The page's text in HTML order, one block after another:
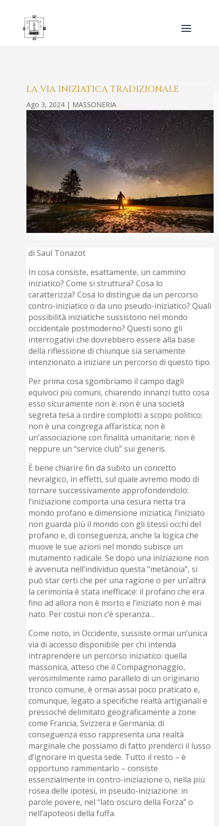
LA VIA INIZIATICA TRADIZIONALE
Ago 3, 2024 | MASSONERIA
di Saul Tonazot
In cosa consiste, esattamente, un cammino
iniziatico? Come si struttura? Cosa lo
caratterizza? Cosa lo distingue da un percorso
contro-iniziatico o da uno pseudo-iniziatico? Quali
possibilità iniziatiche sussistono nel mondo
occidentale postmoderno? Questi sono gli
interrogativi che dovrebbero essere alla base
della riflessione di chiunque sia seriamente
intenzionato a iniziare un percorso di questo tipo.
Per prima cosa sgombriamo il campo dagli
equivoci più comuni, chiarendo innanzi tutto cosa
esso sicuramente non è: non è una società
segreta tesa a ordire complotti a scopo politico;
non è una congrega affaristica; non è
un’associazione con finalità umanitarie; non è
neppure un “service club” sui generis.
È bene chiarire fin da subito un concetto
nevralgico, in effetti, sul quale avremo modo di
tornare successivamente approfondendolo:
l’iniziazione comporta una cesura netta tra
mondo profano e dimensione iniziatica; l’iniziato
non guarda più il mondo con gli stessi occhi del
profano e, di conseguenza, anche la logica che
muove le sue azioni nel mondo subisce un
mutamento radicale. Se dopo una iniziazione non
è avvenuta nell’individuo questa “metànoia”, si
può star certi che per una ragione o per un’altra
la cerimonia è stata inefficace: il profano che era
fino ad allora non è morto e l’iniziato non è mai
nato. Per costui non c’è speranza…
Come noto, in Occidente, sussiste ormai un’unica
via di accesso disponibile per chi intenda
intraprendere un percorso iniziatico: quella
massonica, atteso che il Compagnonaggio,
verosimilmente ramo parallelo di un originario
tronco comune, è ormai assai poco praticato e,
comunque, legato a specifiche realtà artigianali e
pressoché delimitato geograficamente a zone
come Francia, Svizzera e Germania; di
conseguenza esso rappresenta una realtà
marginale che possiamo di fatto prenderci il lusso
d’ignorare in questa sede. Tutto il resto – è
opportuno rammentarlo – consiste
essenzialmente in contro-iniziazione o, nella più
rosea delle ipotesi, in pseudo-iniziazione: in
parole povere, nel “lato oscuro della Forza” o
nell’apoteosi della fuffa.